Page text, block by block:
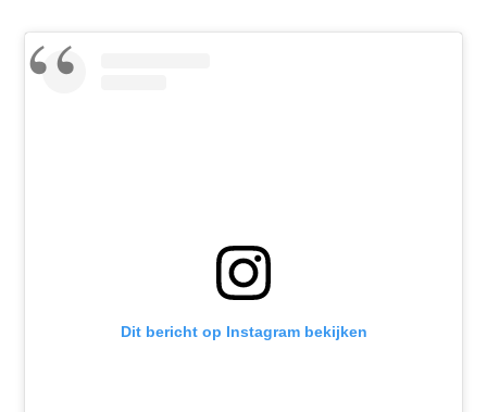
Dit bericht op Instagram bekijken